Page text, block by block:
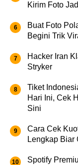
Kirim Foto
Buat Foto
Begini Trik
Hacker Iran
Stryker
Tiket
Hari Ini, Cek
Sini
Cara Cek
Lengkap Biar
Spotify